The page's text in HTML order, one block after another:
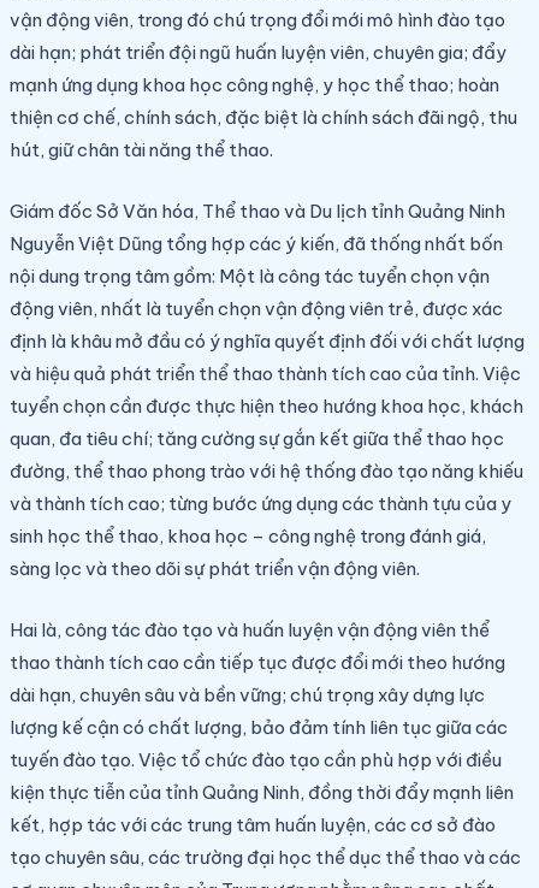
vận động viên, trong đó chú trọng đổi mới mô hình đào tạo
dài hạn; phát triển đội ngũ huấn luyện viên, chuyên gia; đẩy
mạnh ứng dụng khoa học công nghệ, y học thể thao; hoàn
thiện cơ chế, chính sách, đặc biệt là chính sách đãi ngộ, thu
hút, giữ chân tài năng thể thao.
Giám đốc Sở Văn hóa, Thể thao và Du lịch tỉnh Quảng Ninh
Nguyễn Việt Dũng tổng hợp các ý kiến, đã thống nhất bốn
nội dung trọng tâm gồm: Một là công tác tuyển chọn vận
động viên, nhất là tuyển chọn vận động viên trẻ, được xác
định là khâu mở đầu có ý nghĩa quyết định đối với chất lượng
và hiệu quả phát triển thể thao thành tích cao của tỉnh. Việc
tuyển chọn cần được thực hiện theo hướng khoa học, khách
quan, đa tiêu chí; tăng cường sự gắn kết giữa thể thao học
đường, thể thao phong trào với hệ thống đào tạo năng khiếu
và thành tích cao; từng bước ứng dụng các thành tựu của y
sinh học thể thao, khoa học – công nghệ trong đánh giá,
sàng lọc và theo dõi sự phát triển vận động viên.
Hai là, công tác đào tạo và huấn luyện vận động viên thể
thao thành tích cao cần tiếp tục được đổi mới theo hướng
dài hạn, chuyên sâu và bền vững; chú trọng xây dựng lực
lượng kế cận có chất lượng, bảo đảm tính liên tục giữa các
tuyến đào tạo. Việc tổ chức đào tạo cần phù hợp với điều
kiện thực tiễn của tỉnh Quảng Ninh, đồng thời đẩy mạnh liên
kết, hợp tác với các trung tâm huấn luyện, các cơ sở đào
tạo chuyên sâu, các trường đại học thể dục thể thao và các